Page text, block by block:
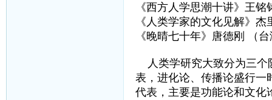
《西方人学思潮十讲》王
《人类学家的文化见解》杰
《晚晴七十年》唐德刚 （
人类学研究大致分为三个
表，进化论、传播论盛行一
代表，主要是功能论和文化